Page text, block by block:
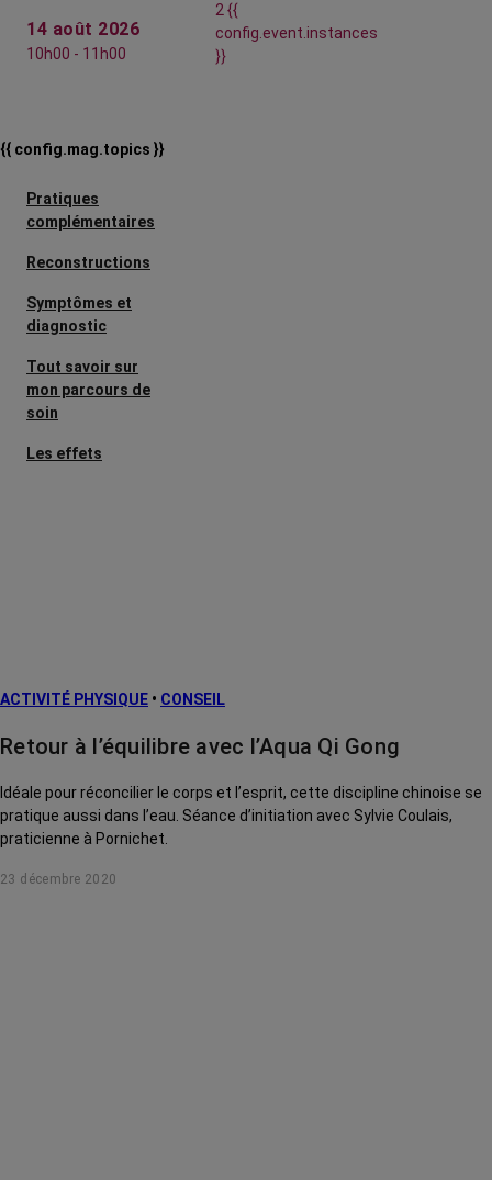
14 août 2026
10h00 - 11h00
2 {{
config.event.instances
}}
{{ config.mag.topics }}
Pratiques
complémentaires
Reconstructions
Symptômes et
diagnostic
Tout savoir sur
mon parcours de
soin
Les effets
Traitements
ACTIVITÉ PHYSIQUE • CONSEIL
Retour à l’équilibre avec l’Aqua Qi Gong
Idéale pour réconcilier le corps et l’esprit, cette discipline chinoise se
pratique aussi dans l’eau. Séance d’initiation avec Sylvie Coulais,
praticienne à Pornichet.
23 décembre 2020